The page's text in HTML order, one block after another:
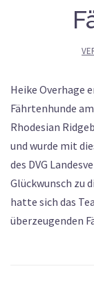
Heike Overhage
Fährtenhunde
Rhodesian
und wurde mit
des DVG
Glückwunsch zu
hatte sich das
überzeugenden